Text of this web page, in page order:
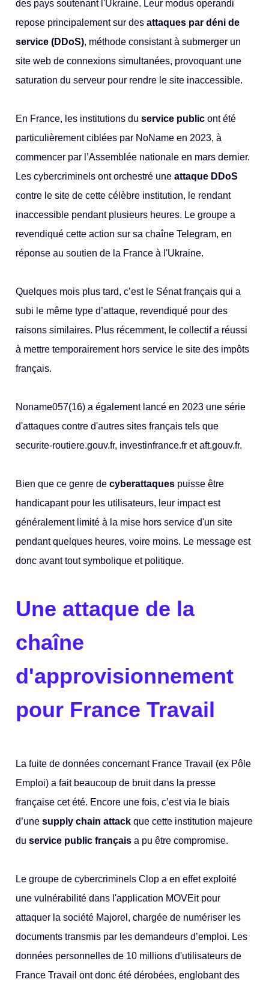
des pays soutenant l'Ukraine. Leur modus operandi
repose principalement sur desattaques par déni de
service (DDoS), méthode consistant à submerger un
site web de connexions simultanées, provoquant une
saturation du serveur pour rendre le site inaccessible.
En France, les institutions duservice public ont été
particulièrement ciblées par NoName en 2023, à
commencer par l’Assemblée nationale en mars dernier.
Les cybercriminels ont orchestré uneattaque DDoS
contre le site de cette célèbre institution, le rendant
inaccessible pendant plusieurs heures. Le groupe a
revendiqué cette action sur sa chaîne Telegram, en
réponse au soutien de la France à l'Ukraine.
Quelques mois plus tard, c’est le Sénat français qui a
subi le même type d’attaque, revendiqué pour des
raisons similaires. Plus récemment, le collectif a réussi
à mettre temporairement hors service le site des impôts
français.
Noname057(16) a également lancé en 2023 une série
d'attaques contre d'autres sites français tels que
securite-routiere.gouv.fr, investinfrance.fr et aft.gouv.fr.
Bien que ce genre decyberattaques puisse être
handicapant pour les utilisateurs, leur impact est
généralement limité à la mise hors service d'un site
pendant quelques heures, voire moins. Le message est
donc avant tout symbolique et politique.
Une attaque de la
chaîne
d'approvisionnement
pour France Travail
La fuite de données concernant France Travail (ex Pôle
Emploi) a fait beaucoup de bruit dans la presse
française cet été. Encore une fois, c’est via le biais
d’unesupply chain attack que cette institution majeure
duservice public français a pu être compromise.
Le groupe de cybercriminels Clop a en effet exploité
une vulnérabilité dans l'application MOVEit pour
attaquer la société Majorel, chargée de numériser les
documents transmis par les demandeurs d’emploi. Les
données personnelles de 10 millions d'utilisateurs de
France Travail ont donc été dérobées, englobant des